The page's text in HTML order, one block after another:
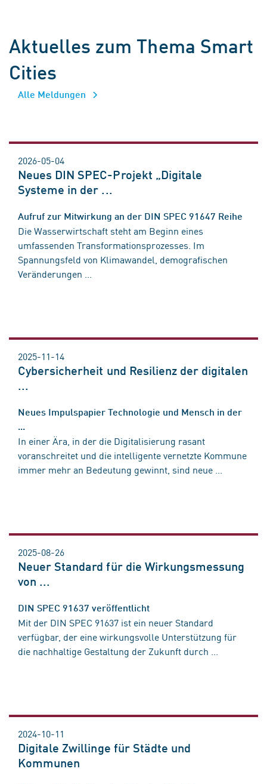
Aktuelles zum Thema Smart
Cities
Alle Meldungen
2026-05-04
Neues DIN SPEC-Projekt „Digitale
Systeme in der ...
Aufruf zur Mitwirkung an der DIN SPEC 91647 Reihe
Die Wasserwirtschaft steht am Beginn eines
umfassenden Transformationsprozesses. Im
Spannungsfeld von Klimawandel, demografischen
Veränderungen ...
2025-11-14
Cybersicherheit und Resilienz der digitalen
...
Neues Impulspapier Technologie und Mensch in der
...
In einer Ära, in der die Digitalisierung rasant
voranschreitet und die intelligente vernetzte Kommune
immer mehr an Bedeutung gewinnt, sind neue ...
2025-08-26
Neuer Standard für die Wirkungsmessung
von ...
DIN SPEC 91637 veröffentlicht
Mit der DIN SPEC 91637 ist ein neuer Standard
verfügbar, der eine wirkungsvolle Unterstützung für
die nachhaltige Gestaltung der Zukunft durch ...
2024-10-11
Digitale Zwillinge für Städte und
Kommunen